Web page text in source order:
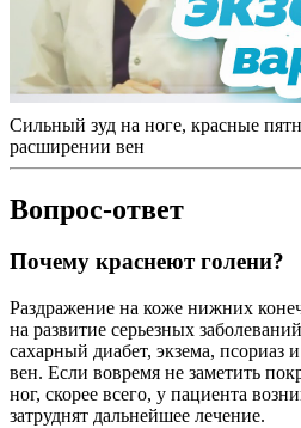
Сильный зуд на ноге, красные
расширении вен
Вопрос-ответ
Почему краснеют голени?
Раздражение на коже нижних
на развитие серьезных
сахарный диабет, экзема, псориаз
вен. Если вовремя не заметить
ног, скорее всего, у пациента
затруднят дальнейшее лечение.